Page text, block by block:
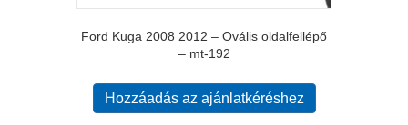
Ford Kuga 2008 2012 – Ovális oldalfellépő
– mt-192
Hozzáadás az ajánlatkéréshez